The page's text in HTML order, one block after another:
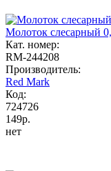
Молоток слесарный
Кат. номер:
RM-244208
Производитель:
Red Mark
Код:
724726
149р.
нет